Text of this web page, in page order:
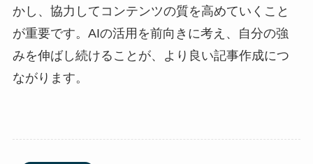
かし、協力してコンテンツの質を高めていくこと
が重要です。AIの活用を前向きに考え、自分の強
みを伸ばし続けることが、より良い記事作成につ
ながります。